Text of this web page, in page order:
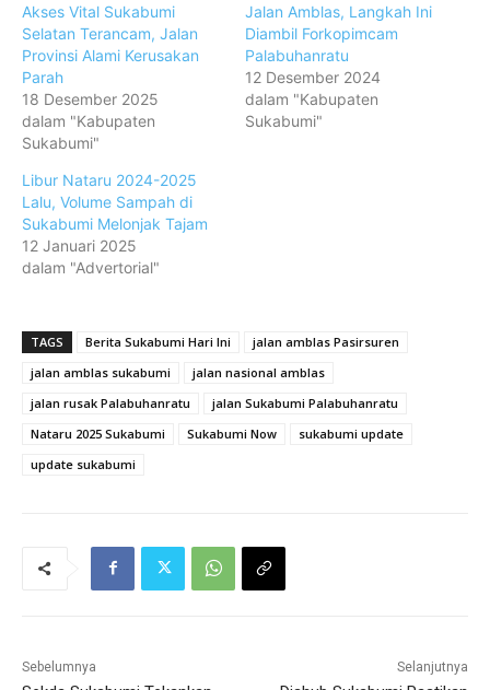
Akses Vital Sukabumi
Selatan Terancam, Jalan
Provinsi Alami Kerusakan
Parah
18 Desember 2025
dalam "Kabupaten
Sukabumi"
Jalan Amblas, Langkah Ini
Diambil Forkopimcam
Palabuhanratu
12 Desember 2024
dalam "Kabupaten
Sukabumi"
Libur Nataru 2024-2025
Lalu, Volume Sampah di
Sukabumi Melonjak Tajam
12 Januari 2025
dalam "Advertorial"
TAGS Berita Sukabumi Hari Ini
jalan amblas Pasirsuren
jalan amblas sukabumi
jalan nasional amblas
jalan rusak Palabuhanratu
jalan Sukabumi Palabuhanratu
Nataru 2025 Sukabumi
Sukabumi Now
sukabumi update
update sukabumi
Sebelumnya Selanjutnya